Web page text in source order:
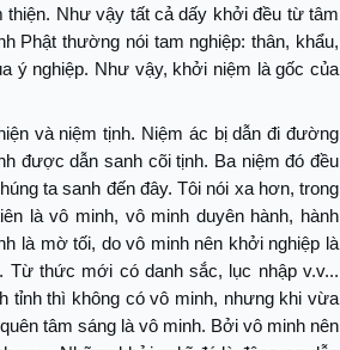
thiện. Như vậy tất cả dấy khởi đều từ tâm
Phật thường nói tam nghiệp: thân, khẩu,
ý nghiệp. Như vậy, khởi niệm là gốc của
và niệm tịnh. Niệm ác bị dẫn đi đường
được dẫn sanh cõi tịnh. Ba niệm đó đều
ta sanh đến đây. Tôi nói xa hơn, trong
là vô minh, vô minh duyên hành, hành
là mờ tối, do vô minh nên khởi nghiệp là
Từ thức mới có danh sắc, lục nhập v.v...
tỉnh thì không có vô minh, nhưng khi vừa
tâm sáng là vô minh. Bởi vô minh nên